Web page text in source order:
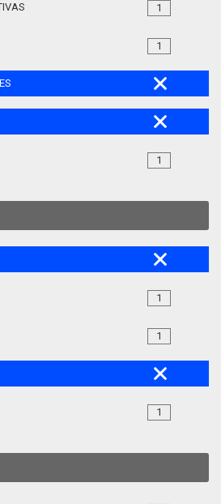
1
1
1
1
1
1